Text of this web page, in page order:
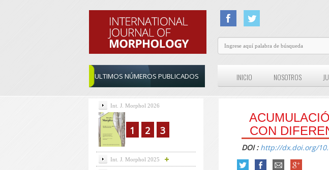
ULTIMOS NÚMEROS PUBLICADOS INICIO NOSOTROS
CON
DOI : http://dx.doi.org/
Int. J. Morphol 2026
1 2 3
Int. J. Morphol 2025